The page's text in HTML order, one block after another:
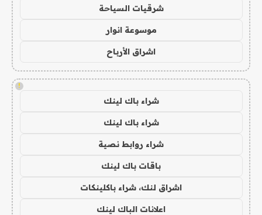
شرقيات السياحة
موسوعة انوار
اشراق الأرباح
!
شراء باك لينك
شراء باك لينك
شراء روابط نصية
باقات باك لينك
اشراق لنك، شراء باكلينكات
اعلانات الباك لينك